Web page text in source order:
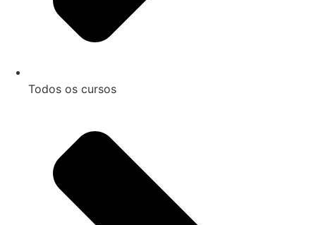
Todos os cursos